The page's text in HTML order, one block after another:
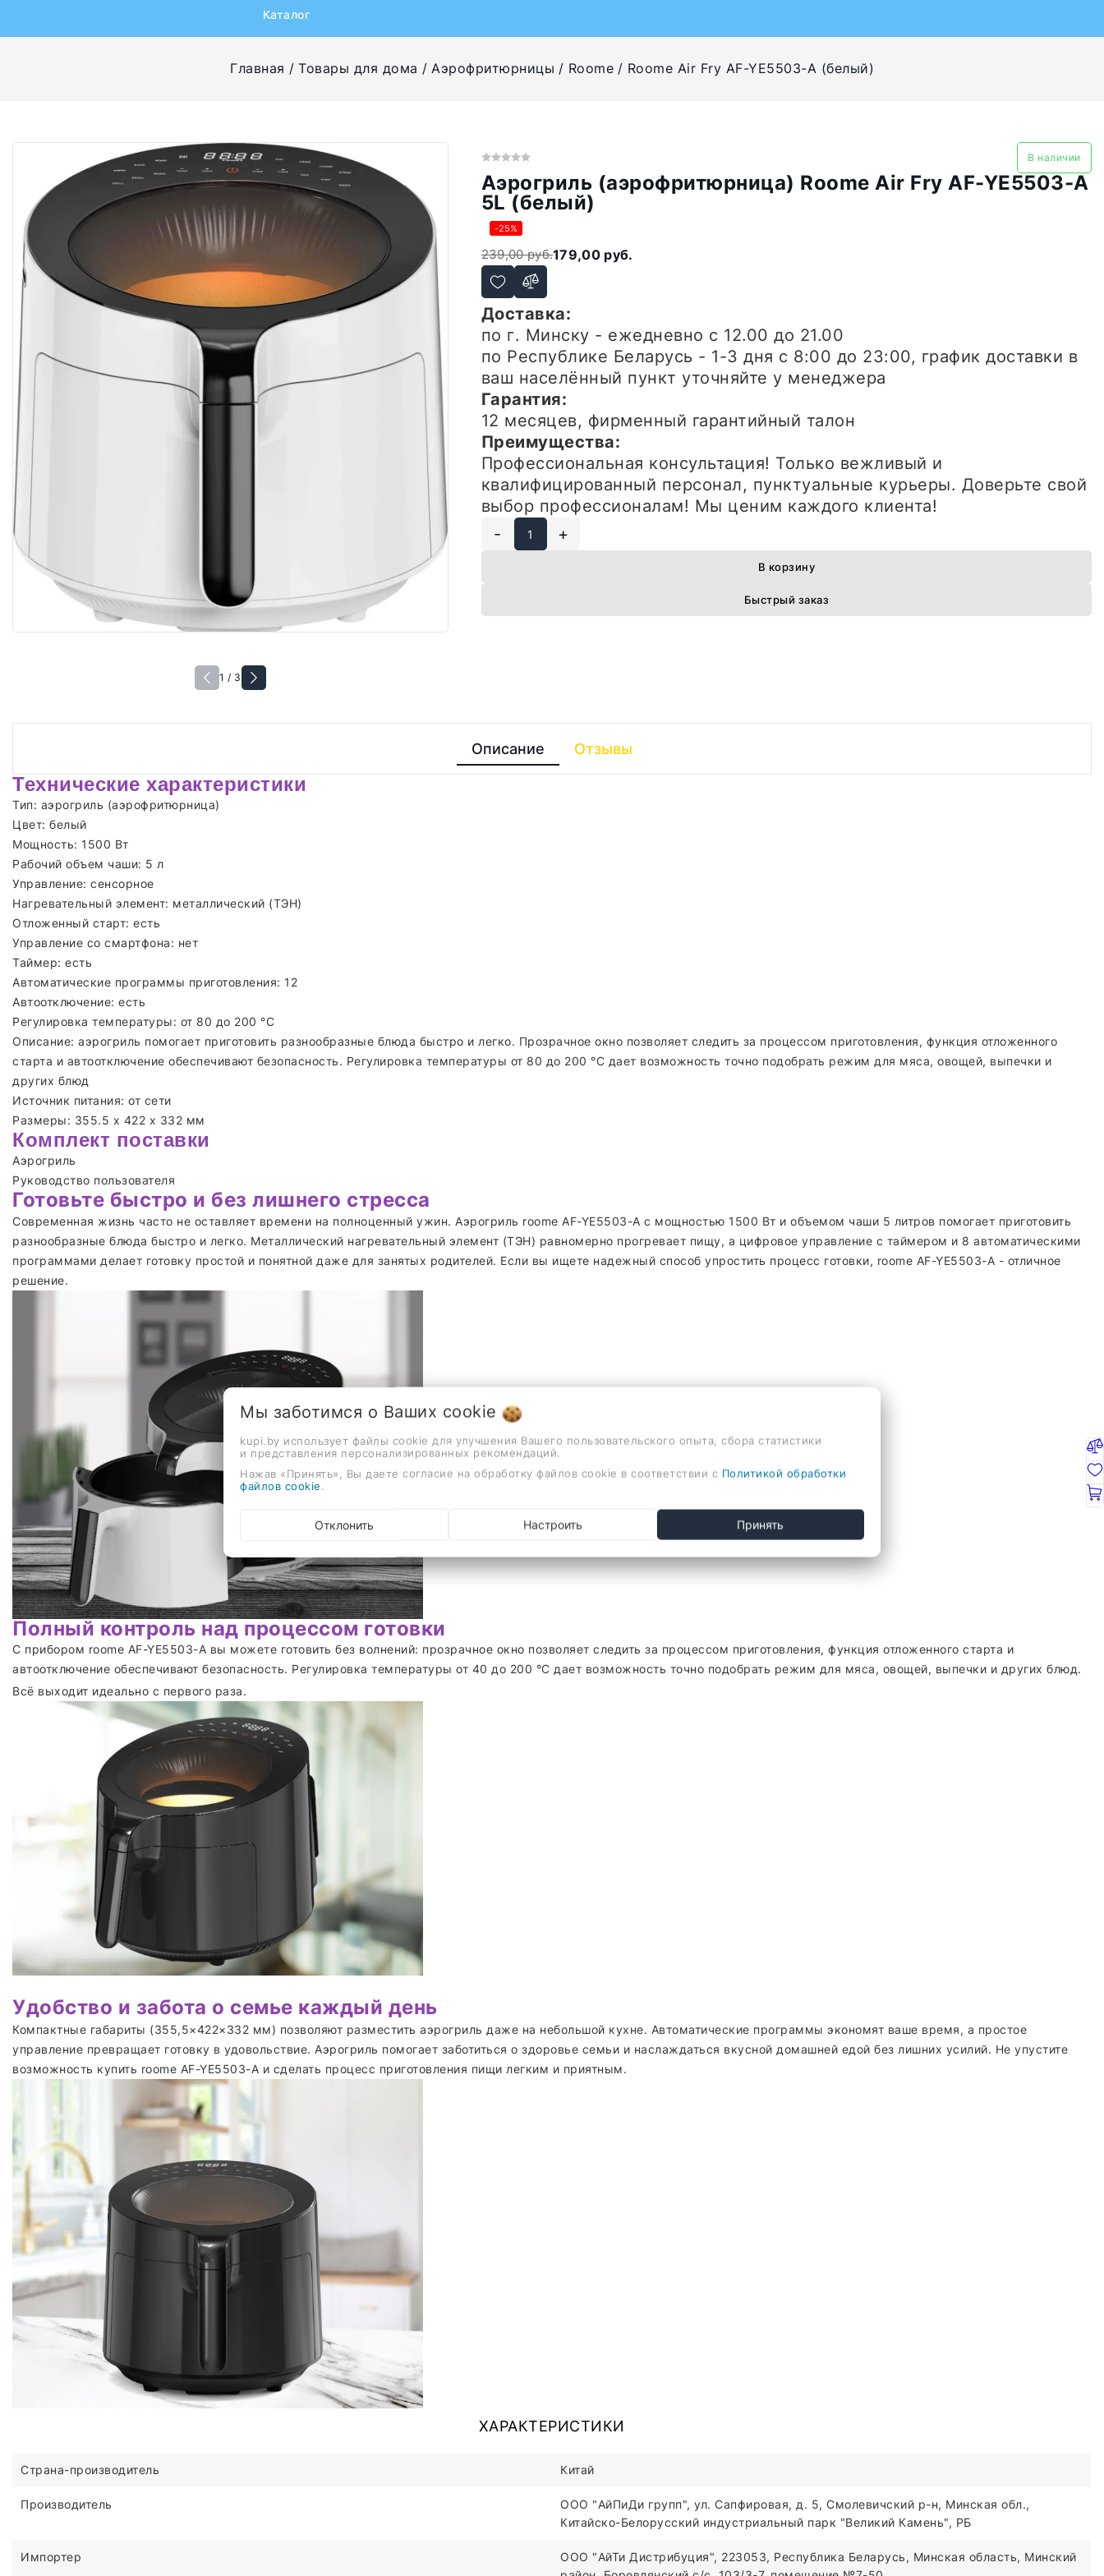
Каталог
Главная Товары для дома Аэрофритюрницы Roome Roome Air Fry AF-YE5503-A (белый)
1 / 3
В наличии
Аэрогриль (аэрофритюрница) Roome Air Fry AF-YE5503-A
5L (белый)
-25%
239,00 руб.179,00 руб.
Доставка:
по г. Минску - ежедневно с 12.00 до 21.00
по Республике Беларусь - 1-3 дня с 8:00 до 23:00, график доставки в
ваш населённый пункт уточняйте у менеджера
Гарантия:
12 месяцев, фирменный гарантийный талон
Преимущества:
Профессиональная консультация! Только вежливый и
квалифицированный персонал, пунктуальные курьеры. Доверьте свой
выбор профессионалам! Мы ценим каждого клиента!
-
+
В корзину
Быстрый заказ
Описание Отзывы
Технические характеристики
Тип: аэрогриль (аэрофритюрница)
Цвет: белый
Мощность: 1500 Вт
Рабочий объем чаши: 5 л
Управление: сенсорное
Нагревательный элемент: металлический (ТЭН)
Отложенный старт: есть
Управление со смартфона: нет
Таймер: есть
Автоматические программы приготовления: 12
Автоотключение: есть
Регулировка температуры: от 80 до 200 °C
Описание: аэрогриль помогает приготовить разнообразные блюда быстро и легко. Прозрачное окно позволяет следить за процессом приготовления, функция отложенного
старта и автоотключение обеспечивают безопасность. Регулировка температуры от 80 до 200 °C дает возможность точно подобрать режим для мяса, овощей, выпечки и
других блюд
Источник питания: от сети
Размеры: 355.5 x 422 x 332 мм
Комплект поставки
Аэрогриль
Руководство пользователя
Готовьте быстро и без лишнего стресса
Современная жизнь часто не оставляет времени на полноценный ужин. Аэрогриль roome AF-YE5503-A с мощностью 1500 Вт и объемом чаши 5 литров помогает приготовить
разнообразные блюда быстро и легко. Металлический нагревательный элемент (ТЭН) равномерно прогревает пищу, а цифровое управление с таймером и 8 автоматическими
программами делает готовку простой и понятной даже для занятых родителей. Если вы ищете надежный способ упростить процесс готовки, roome AF-YE5503-A - отличное
решение.
Полный контроль над процессом готовки
С прибором roome AF-YE5503-A вы можете готовить без волнений: прозрачное окно позволяет следить за процессом приготовления, функция отложенного старта и
автоотключение обеспечивают безопасность. Регулировка температуры от 40 до 200 °C дает возможность точно подобрать режим для мяса, овощей, выпечки и других блюд.
Всё выходит идеально с первого раза.
Удобство и забота о семье каждый день
Компактные габариты (355,5×422×332 мм) позволяют разместить аэрогриль даже на небольшой кухне. Автоматические программы экономят ваше время, а простое
управление превращает готовку в удовольствие. Аэрогриль помогает заботиться о здоровье семьи и наслаждаться вкусной домашней едой без лишних усилий. Не упустите
возможность купить roome AF-YE5503-A и сделать процесс приготовления пищи легким и приятным.
ХАРАКТЕРИСТИКИ
Страна-производитель Китай
Производитель
ООО "АйПиДи групп", ул. Сапфировая, д. 5, Смолевичский р-н, Минская обл.,
Китайско-Белорусский индустриальный парк "Великий Камень", РБ
Импортер
ООО "АйТи Дистрибуция", 223053, Республика Беларусь, Минская область, Минский
Мы заботимся о Ваших cookie
kupi.by использует файлы cookie для улучшения Вашего пользовательского опыта, сбора статистики
и представления персонализированных рекомендаций.
Нажав «Принять», Вы даете согласие на обработку файлов cookie в соответствии с Политикой обработки
файлов cookie.
Отклонить Настроить Принять